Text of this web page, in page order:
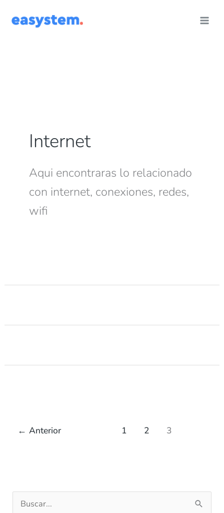
Internet
Aqui encontraras lo relacionado
con internet, conexiones, redes,
wifi
← Anterior 1 2 3